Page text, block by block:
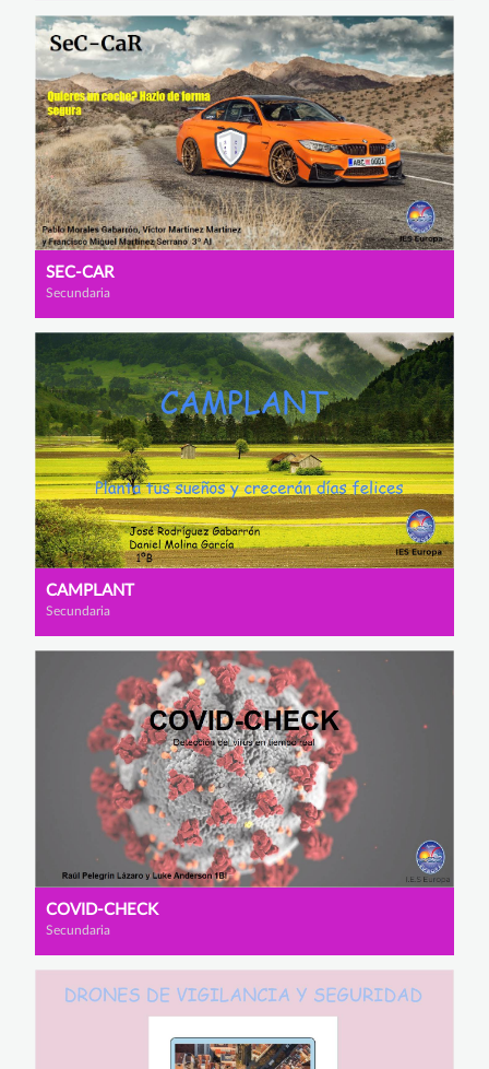
SEC-CAR
Secundaria
CAMPLANT
Secundaria
COVID-CHECK
Secundaria